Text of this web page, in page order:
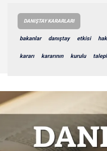
DANIŞTAY KARARLARI
bakanlar danıştay etkisi
kararı kararının kurulu